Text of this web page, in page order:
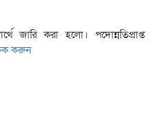
জারি করা হলো। পদোন্নতিপ্রাপ্ত
করুন